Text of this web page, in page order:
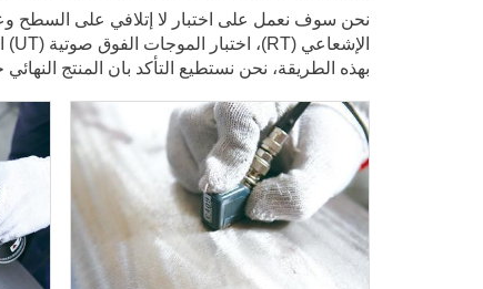
نحن سوف نعمل على اختبار لا إتلافي على السطح
بهذه الطريقة، نحن نستطيع التأكد بان المنتج